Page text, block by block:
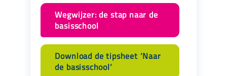
Wegwijzer: de stap naar de
basisschool
Download de tipsheet ‘Naar
de basisschool’